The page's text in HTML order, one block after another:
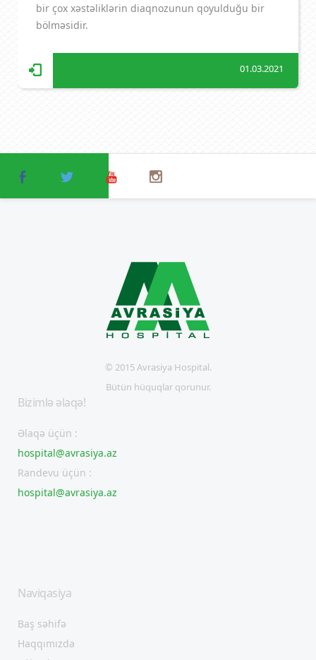
bir çox xəstəliklərin diaqnozunun qoyulduğu bir
bölməsidir.
01.03.2021
© 2015 Avrasiya Hospital.
Bütün hüquqlar qorunur.
Bizimlə əlaqə!
Əlaqə üçün :
hospital@avrasiya.az
Randevu üçün :
hospital@avrasiya.az
Naviqasiya
Baş səhifə
Haqqımızda